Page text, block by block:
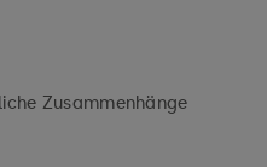
Zusammenhänge